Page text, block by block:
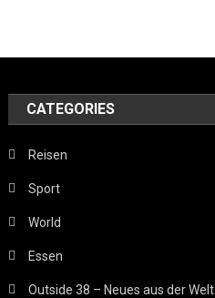
CATEGORIES
Reisen
Sport
World
Essen
Outside 38 – Neues aus der Welt